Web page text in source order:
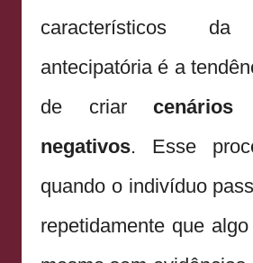
característicos da
antecipatória é a
de criarcenários
negativos. Esse
quando o indivíduo
repetidamente que